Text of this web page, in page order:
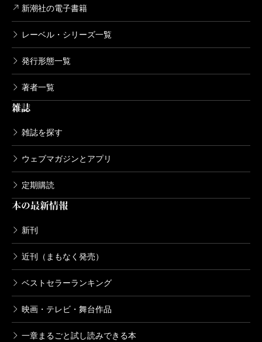
新潮社の電子書籍
レーベル・シリーズ一覧
発行形態一覧
著者一覧
雑誌
雑誌を探す
ウェブマガジンとアプリ
定期購読
本の最新情報
新刊
近刊（まもなく発売）
ベストセラーランキング
映画・テレビ・舞台作品
一章まるごと試し読みできる本